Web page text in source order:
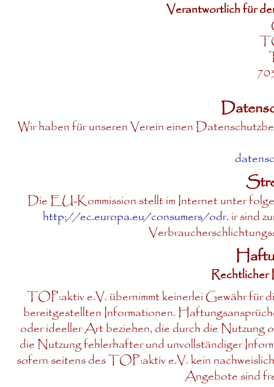
Verantwortlich für
Wir haben für unseren Verein einen
Die EU-Kommission stellt im Internet unter
http://ec.europa.eu/consumers/odr. ir sind
Rechtlicher
TOP:aktiv e.V. übernimmt keinerlei Gewähr
bereitgestellten Informationen.
oder ideeller Art beziehen, die durch die Nutzung
die Nutzung fehlerhafter und unvollständiger
sofern seitens des TOP:aktiv e.V. kein
Angebote sind